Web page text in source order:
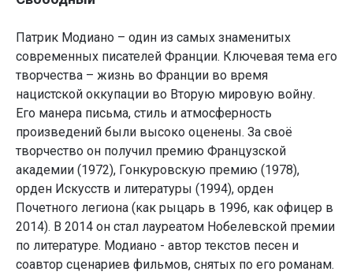
Патрик Модиано – один из самых знаменитых
современных писателей Франции. Ключевая тема его
творчества – жизнь во Франции во время
нацистской оккупации во Вторую мировую войну.
Его манера письма, стиль и атмосферность
произведений были высоко оценены. За своё
творчество он получил премию Французской
академии (1972), Гонкуровскую премию (1978),
орден Искусств и литературы (1994), орден
Почетного легиона (как рыцарь в 1996, как офицер в
2014). В 2014 он стал лауреатом Нобелевской премии
по литературе. Модиано - автор текстов песен и
соавтор сценариев фильмов, снятых по его романам.